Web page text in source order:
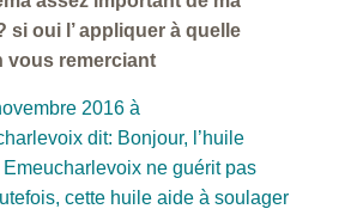
si oui l’ appliquer à quelle
vous remerciant
2016 à
dit: Bonjour, l’huile
Emeucharlevoix ne guérit pas
cette huile aide à soulager